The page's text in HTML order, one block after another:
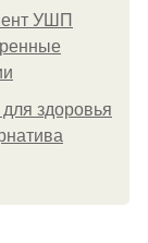
УШП
здоровья